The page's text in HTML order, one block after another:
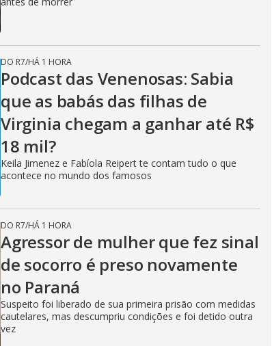
DO R7/HÁ 1 HORA
Podcast das Venenosas: Sabia
que as babás das filhas de
Virginia chegam a ganhar até R$
18 mil?
Keila Jimenez e Fabíola Reipert te contam tudo o que
acontece no mundo dos famosos
DO R7/HÁ 1 HORA
Agressor de mulher que fez sinal
de socorro é preso novamente
no Paraná
Suspeito foi liberado de sua primeira prisão com medidas
cautelares, mas descumpriu condições e foi detido outra
vez